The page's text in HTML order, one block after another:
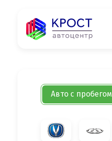
Авто с пробегом